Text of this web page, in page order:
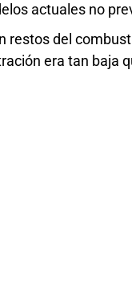
actuales no
restos del
era tan baja